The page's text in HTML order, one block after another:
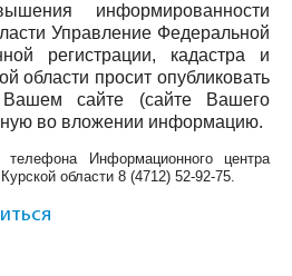
информированности
Управление Федеральной
регистрации, кадастра и
области просит опубликовать
сайте (сайте Вашего
во вложении информацию.
телефона Информационного центра
области 8 (4712) 52-92-75.